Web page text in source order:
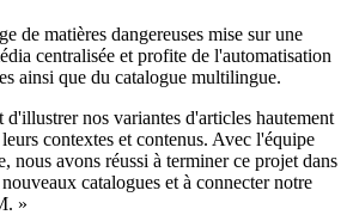
de matières dangereuses mise sur une
centralisée et profite de l'automatisation
ainsi que du catalogue multilingue.
d'illustrer nos variantes d'articles hautement
contextes et contenus. Avec l'équipe
nous avons réussi à terminer ce projet dans
catalogues et à connecter notre
»